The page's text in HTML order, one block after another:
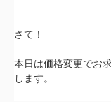
さて！
本日は価格変更でお
します。